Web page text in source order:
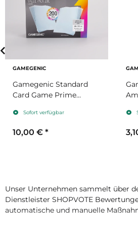
GAMEGENIC
Gamegenic Standard
Card Game Prime
PackSofort verfügbar
10,00 € *
Unser Unternehmen sammelt über
Dienstleister SHOPVOTE
automatische und manuelle